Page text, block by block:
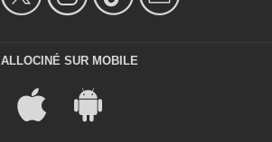
ALLOCINÉ SUR MOBILE